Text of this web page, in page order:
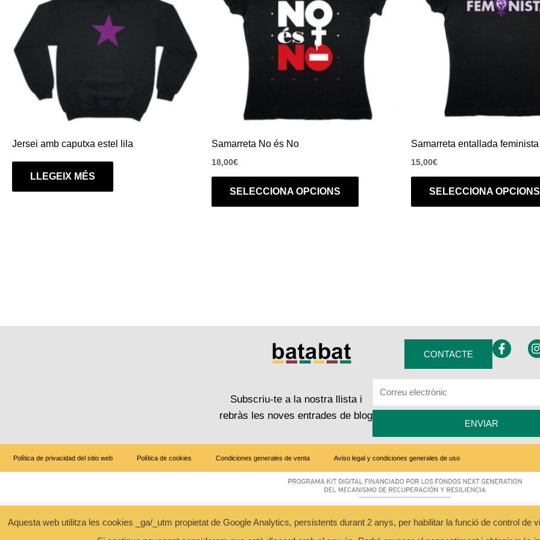
Jersei amb caputxa estel lila
LLEGEIX MÉS
Samarreta No és No
18,00€
SELECCIONA OPCIONS
variants.
Les
opcions
poden
triar
producte
Samarreta entallada feminista
15,00€
SELECCIONA OPCIONS
CONTACTE
F
a
e
o
-
f
I
t
r
Subscriu-te a la nostra llista i
rebràs les noves entrades de blog
ENVIAR
Política de privacidad del sitio web Política de cookies Condiciones generales de venta Aviso legal y condiciones generales de uso
Aquesta web utilitza les cookies _ga/_utm propietat de Google Analytics, persistents durant 2 anys, per habilitar la funció de control de